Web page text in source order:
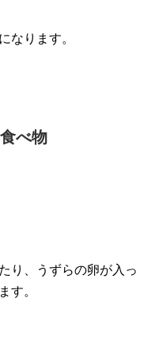
なります。
べ物
り、うずらの卵が入っ
す。